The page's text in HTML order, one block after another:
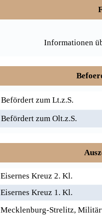
Informationen
Befördert zum Lt.z.S.
Befördert zum Olt.z.S.
Eisernes Kreuz 2. Kl.
Eisernes Kreuz 1. Kl.
Mecklenburg-Strelitz,